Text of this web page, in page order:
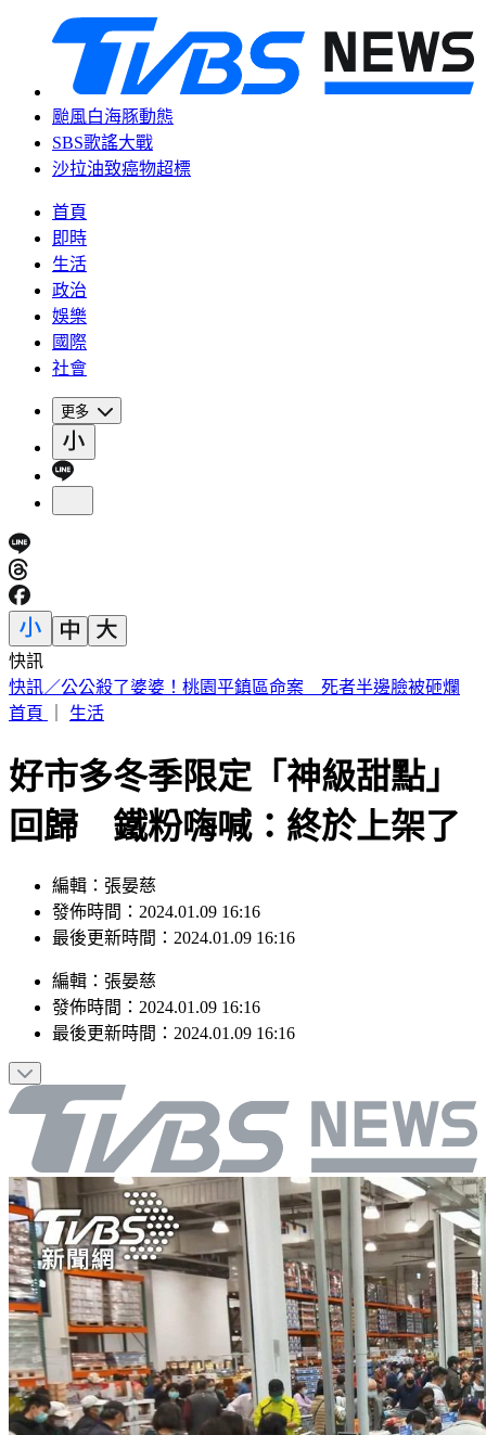
颱風白海豚動態
SBS歌謠大戰
沙拉油致癌物超標
首頁
即時
生活
政治
娛樂
國際
社會
更多
快訊
快訊／三峽河4高中生戲水「1人失聯」 救起送醫仍不治
首頁
生活
好市多冬季限定「神級甜點」
回歸 鐵粉嗨喊：終於上架了
編輯：張晏慈
發佈時間：2024.01.09 16:16
最後更新時間：2024.01.09 16:16
編輯 ： 張晏慈
發佈時間： 2024.01.09 16:16
最後更新時間： 2024.01.09 16:16